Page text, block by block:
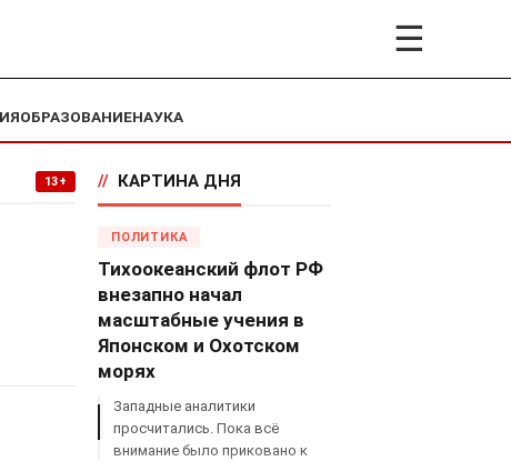
☰
ОБРАЗОВАНИЕНАУКА
13+ // КАРТИНА ДНЯ
ПОЛИТИКА
Тихоокеанский флот РФ
внезапно начал
масштабные учения в
Японском и Охотском
морях
Западные аналитики
просчитались. Пока всё
внимание было приковано к